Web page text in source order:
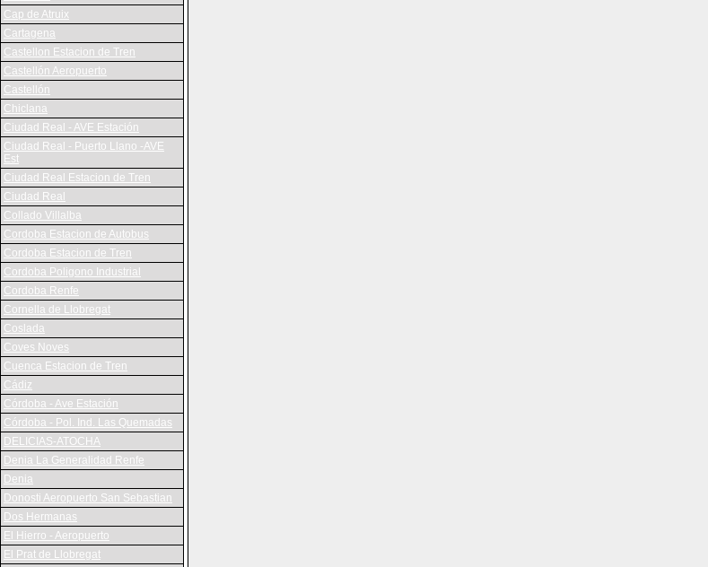
Cap de Atruix
Cartagena
Castellon Estacion de Tren
Castellón Aeropuerto
Castellón
Chiclana
Ciudad Real - AVE Estación
Ciudad Real - Puerto Llano -AVE
Est
Ciudad Real Estacion de Tren
Ciudad Real
Collado Villalba
Cordoba Estacion de Autobus
Cordoba Estacion de Tren
Cordoba Poligono Industrial
Cordoba Renfe
Cornella de Llobregat
Coslada
Coves Noves
Cuenca Estacion de Tren
Cádiz
Córdoba - Ave Estación
Córdoba - Pol. Ind. Las Quemadas
DELICIAS-ATOCHA
Denia La Generalidad Renfe
Denia
Donosti Aeropuerto San Sebastian
Dos Hermanas
El Hierro - Aeropuerto
El Prat de Llobregat